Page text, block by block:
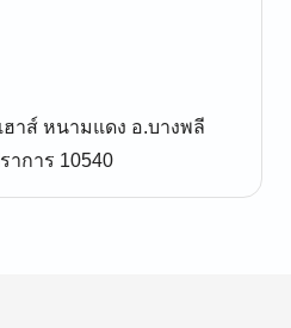
าส์ หนามแดง อ.บางพลี
าการ 10540